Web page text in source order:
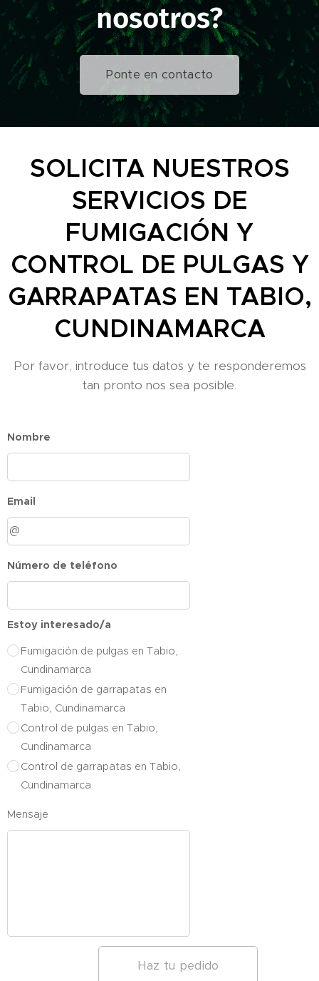
nosotros?
Ponte en contacto
SOLICITA NUESTROS
SERVICIOS DE
FUMIGACIÓN Y
CONTROL DE PULGAS Y
GARRAPATAS EN TABIO,
CUNDINAMARCA
Por favor, introduce tus datos y te responderemos
tan pronto nos sea posible.
Nombre
Email
Número de teléfono
Estoy interesado/a
Fumigación de pulgas en Tabio,
Cundinamarca
Fumigación de garrapatas en
Tabio, Cundinamarca
Control de pulgas en Tabio,
Cundinamarca
Control de garrapatas en Tabio,
Cundinamarca
Mensaje
Haz tu pedido